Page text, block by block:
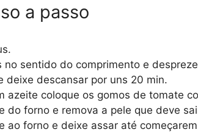
a passo
sentido do comprimento e
deixe descansar por uns 20 min.
azeite coloque os gomos de tomate
do forno e remova a pele que deve
ao forno e deixe assar até